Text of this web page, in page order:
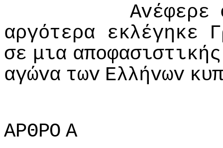
Αvέφερε
αργότερα
εκλέγηκε
σε μια απoφασιστικής
αγώvα τωv Ελλήvωv
ΑΡΘΡΟ Α